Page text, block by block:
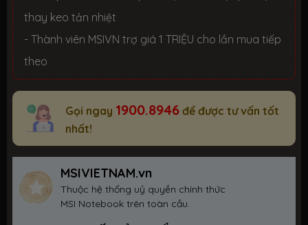
thay keo tản nhiệt
- Thành viên MSIVN trợ giá 1 TRIỆU cho lần mua tiếp
theo
Gọi ngay 1900.8946 để được tư vấn tốt
nhất!
MSIVIETNAM.vn
Thuộc hệ thống uỷ quyền chính thức
MSI Notebook trên toàn cầu.